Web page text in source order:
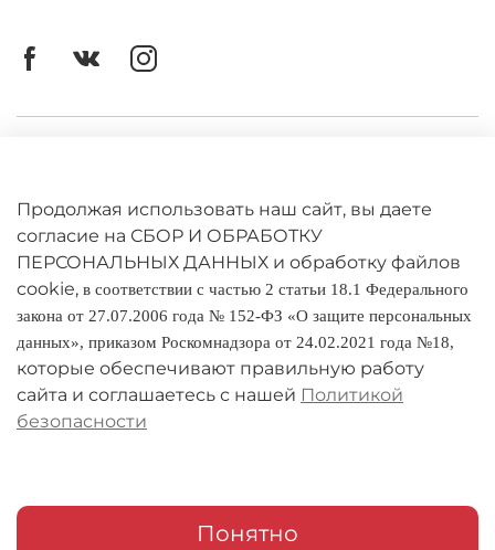
Политика конфиденциальности
Оплата и доставка
Условия обмена и возврата
Реквизиты
О компании
Мои заказы
Продолжая использовать наш сайт, вы даете
согласие на СБОР И ОБРАБОТКУ
ПЕРСОНАЛЬНЫХ ДАННЫХ и обработку файлов
cookie, в соответствии с частью 2 статьи 18.1 Федерального
закона от 27.07.2006 года № 152-ФЗ «О защите персональных
данных», приказом Роскомнадзора от 24.02.2021 года №18,
которые обеспечивают правильную работу
сайта и соглашаетесь с нашей Политикой
безопасности
Понятно